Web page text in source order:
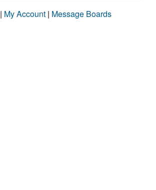
| My Account | Message Boards